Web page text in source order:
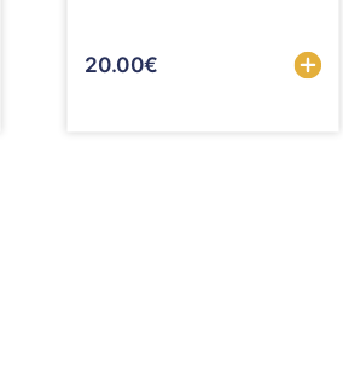
Sélectionner
20.00€